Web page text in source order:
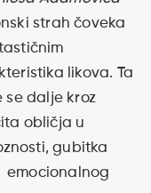
strah čoveka
likova. Ta
se dalje kroz
obličja u
gubitka
emocionalnog